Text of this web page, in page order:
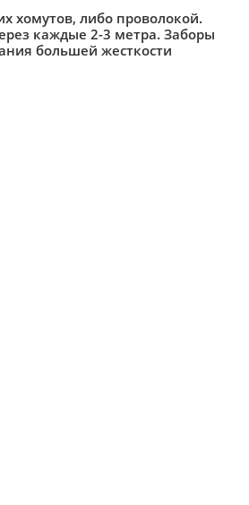
хомутов, либо проволокой.
каждые 2-3 метра. Заборы
большей жесткости